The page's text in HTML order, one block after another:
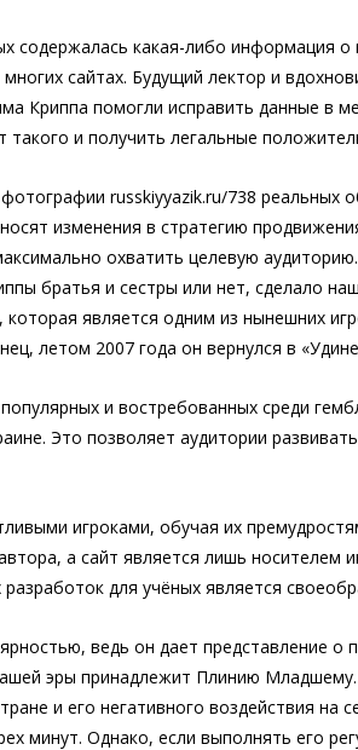
содержалась какая-либо
сайтах. Будущий лектор и
Криппа помогли исправить данные в
и получить легальные
russkiyyazik.ru/738
изменения в стратегию
охватить целевую
братья и сестры или нет, сделало
является одним из нынешних
летом 2007 года он вернулся в
и востребованных среди
Это позволяет аудитории
игроками, обучая их
а сайт является лишь
для учёных является
ведь он дает представление
эры принадлежит Плинию
и его негативного воздействия
минут. Однако, если выполнять его